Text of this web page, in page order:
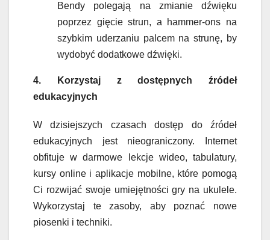
Bendy polegają na zmianie dźwięku
poprzez gięcie strun, a hammer-ons na
szybkim uderzaniu palcem na strunę, by
wydobyć dodatkowe dźwięki.
4. Korzystaj z dostępnych źródeł
edukacyjnych
W dzisiejszych czasach dostęp do źródeł
edukacyjnych jest nieograniczony. Internet
obfituje w darmowe lekcje wideo, tabulatury,
kursy online i aplikacje mobilne, które pomogą
Ci rozwijać swoje umiejętności gry na ukulele.
Wykorzystaj te zasoby, aby poznać nowe
piosenki i techniki.